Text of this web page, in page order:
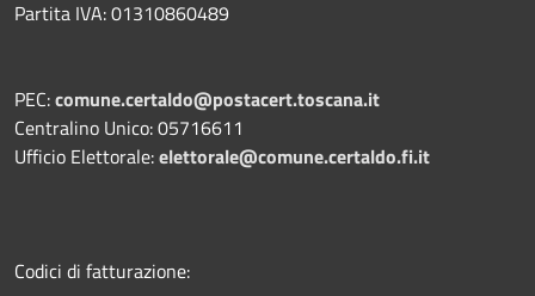
Partita IVA: 01310860489
PEC:comune.certaldo@postacert.toscana.it
Centralino Unico: 05716611
Ufficio Elettorale:elettorale@comune.certaldo.fi.it
Codici di fatturazione: